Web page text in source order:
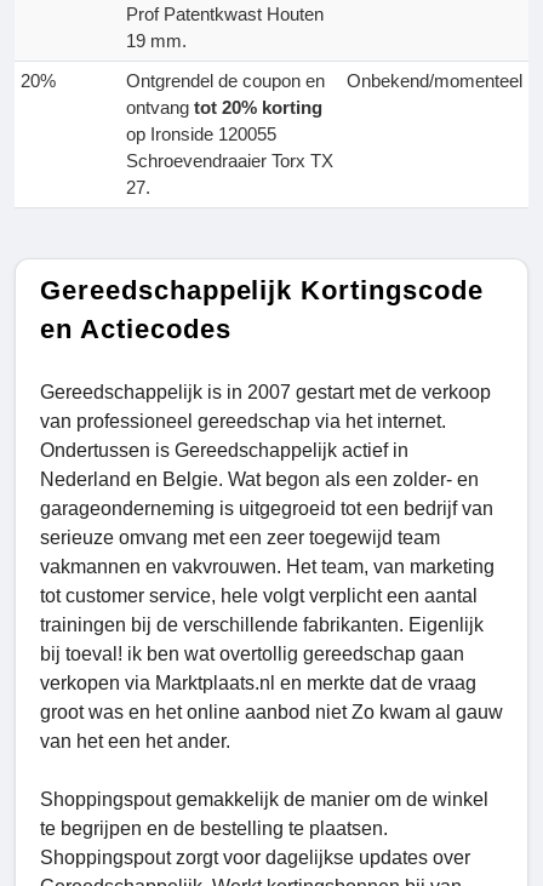
Prof Patentkwast Houten
19 mm.
20%
Ontgrendel de coupon en
ontvang tot 20% korting
op Ironside 120055
Schroevendraaier Torx TX
27.
Onbekend/momenteel
Gereedschappelijk Kortingscode
en Actiecodes
Gereedschappelijk is in 2007 gestart met de verkoop
van professioneel gereedschap via het internet.
Ondertussen is Gereedschappelijk actief in
Nederland en Belgie. Wat begon als een zolder- en
garageonderneming is uitgegroeid tot een bedrijf van
serieuze omvang met een zeer toegewijd team
vakmannen en vakvrouwen. Het team, van marketing
tot customer service, hele volgt verplicht een aantal
trainingen bij de verschillende fabrikanten. Eigenlijk
bij toeval! ik ben wat overtollig gereedschap gaan
verkopen via Marktplaats.nl en merkte dat de vraag
groot was en het online aanbod niet Zo kwam al gauw
van het een het ander.
Shoppingspout gemakkelijk de manier om de winkel
te begrijpen en de bestelling te plaatsen.
Shoppingspout zorgt voor dagelijkse updates over